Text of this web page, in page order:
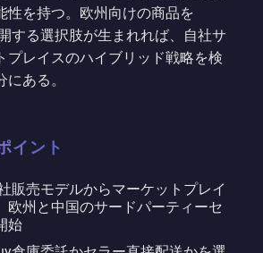
性を持つ。欧州向けの商品を
する選択肢が生まれれば、自社サ
プレイスのハイブリッド戦略を検
ある。
イント
販売モデルからマーケットプレイ
欧州と中国のサードパーティーセ
始